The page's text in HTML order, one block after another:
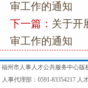
审工作的通知
下一篇： 关于开
审工作的通知
福州市人事人才公共服务中心版
人事代理部：0591-83354217 人